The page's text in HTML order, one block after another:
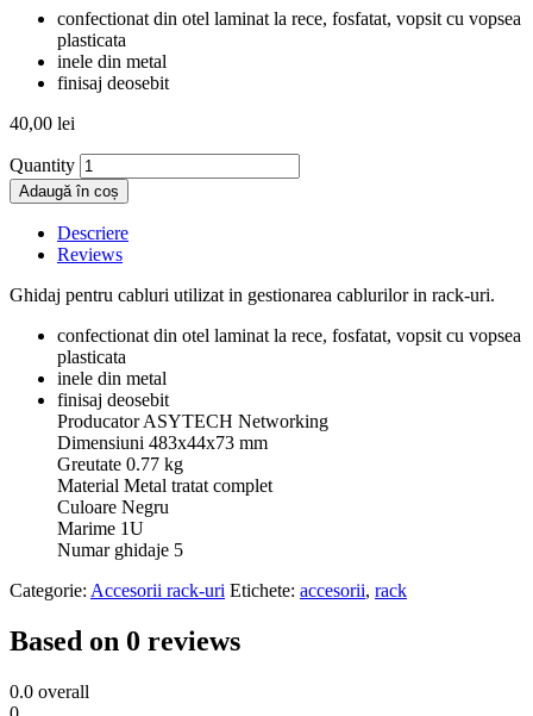
confectionat din otel laminat la rece, fosfatat, vopsit cu vopsea
plasticata
inele din metal
finisaj deosebit
40,00 lei
Quantity
Adaugă în coș
Descriere
Reviews
Ghidaj pentru cabluri utilizat in gestionarea cablurilor in rack-uri.
confectionat din otel laminat la rece, fosfatat, vopsit cu vopsea
plasticata
inele din metal
finisaj deosebit
Producator ASYTECH Networking
Dimensiuni 483x44x73 mm
Greutate 0.77 kg
Material Metal tratat complet
Culoare Negru
Marime 1U
Numar ghidaje 5
Categorie: Accesorii rack-uri Etichete: accesorii, rack
Based on 0 reviews
0.0 overall